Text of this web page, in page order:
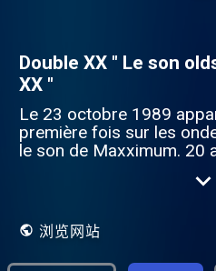
Double XX " Le son
XX "
Le 23 octobre 1989
première fois sur les
le son de Maxximum. 20
son Maxximum .
浏览网站